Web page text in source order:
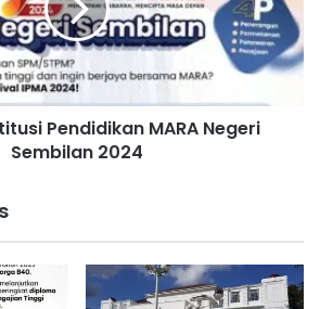
Pendidikan MARA Negeri
Sembilan 2024